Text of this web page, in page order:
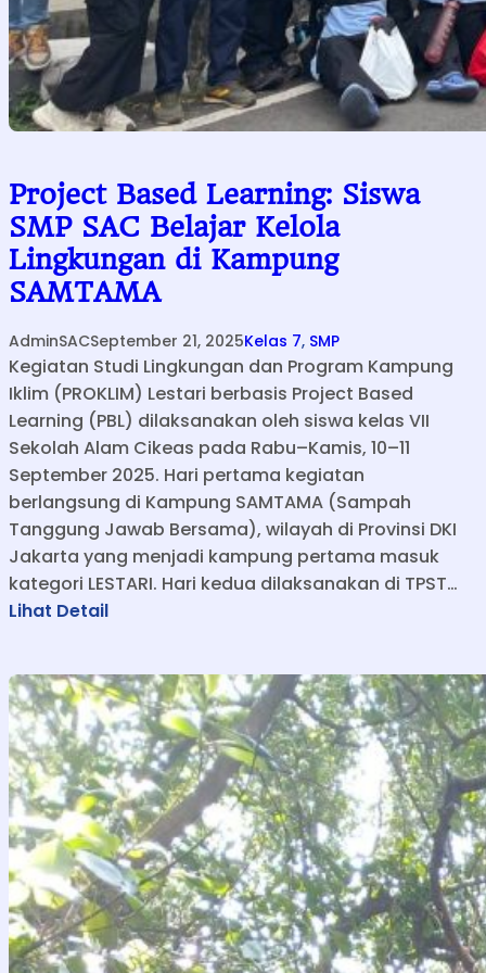
g
n
g
n
d
T
i
u
n
g
Project Based Learning: Siswa
SMP SAC Belajar Kelola
Lingkungan di Kampung
SAMTAMA
AdminSACSeptember 21, 2025Kelas 7, SMP
Kegiatan Studi Lingkungan dan Program Kampung
Iklim (PROKLIM) Lestari berbasis Project Based
Learning (PBL) dilaksanakan oleh siswa kelas VII
Sekolah Alam Cikeas pada Rabu–Kamis, 10–11
September 2025. Hari pertama kegiatan
berlangsung di Kampung SAMTAMA (Sampah
Tanggung Jawab Bersama), wilayah di Provinsi DKI
Jakarta yang menjadi kampung pertama masuk
kategori LESTARI. Hari kedua dilaksanakan di TPST…
Lihat Detail:
o
j
e
c
t
B
a
s
e
d
L